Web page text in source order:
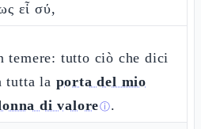
εἶ σύ,
temere: tutto ciò che dici
tutta la porta del mio
di valoreⓘ.